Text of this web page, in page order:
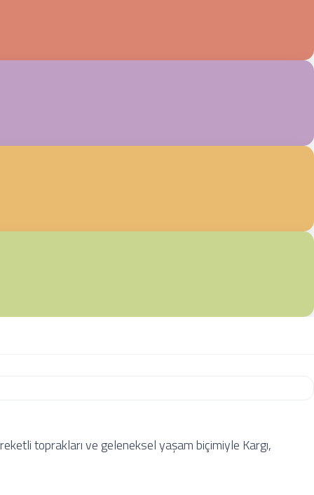
toprakları ve geleneksel yaşam biçimiyle Kargı,